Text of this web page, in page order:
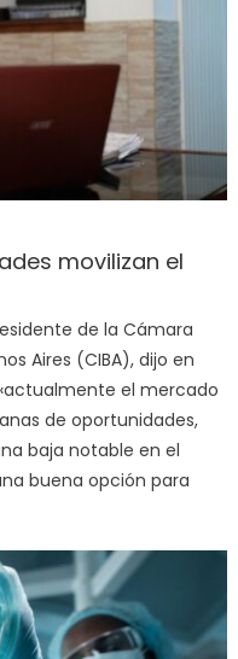
movilizan el
de la Cámara
Aires (CIBA), dijo en
el mercado
de oportunidades,
baja notable en el
buena opción para